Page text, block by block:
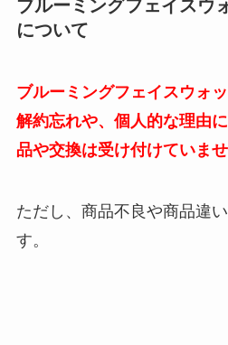
ブルーミングフェイスウ
について
ブルーミングフェイスウォ
解約忘れや、個人的な理由
品や交換は受け付けていませ
ただし、商品不良や商品違
す。